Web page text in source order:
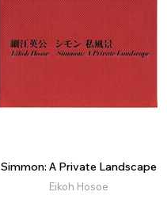
Simmon: A Private Landscape
Eikoh Hosoe